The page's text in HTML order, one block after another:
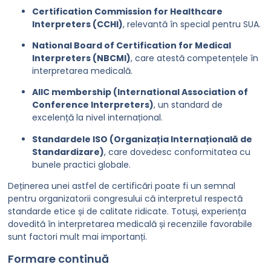
Certification Commission for Healthcare
Interpreters (CCHI), relevantă în special pentru SUA.
National Board of Certification for Medical
Interpreters (NBCMI), care atestă competențele în
interpretarea medicală.
AIIC membership (International Association of
Conference Interpreters), un standard de
excelență la nivel internațional.
Standardele ISO (Organizația Internațională de
Standardizare), care dovedesc conformitatea cu
bunele practici globale.
Deținerea unei astfel de certificări poate fi un semnal
pentru organizatorii congresului că interpretul respectă
standarde etice și de calitate ridicate. Totuși, experiența
dovedită în interpretarea medicală și recenziile favorabile
sunt factori mult mai importanți.
Formare continuă